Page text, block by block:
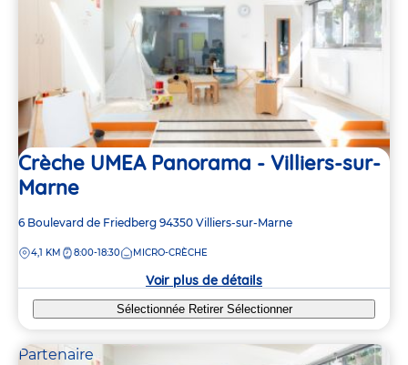
Crèche UMEA Panorama - Villiers-sur-
Marne
Adresse
la
6 Boulevard de Friedberg 94350 Villiers-sur-Marne
DISTANCE
4,1 KM 8:00-18:30 MICRO-CRÈCHE
Voir plus de détails
Sélectionnée Retirer Sélectionner
Partenaire